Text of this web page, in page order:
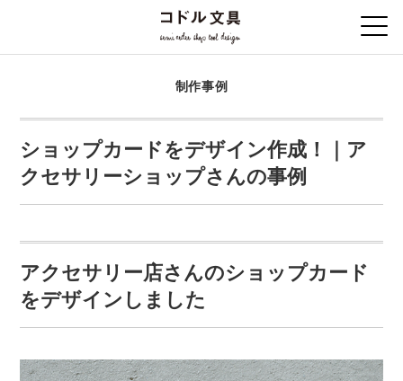
制作事例
ショップカードをデザイン作成！｜ア
クセサリーショップさんの事例
アクセサリー店さんのショップカード
をデザインしました